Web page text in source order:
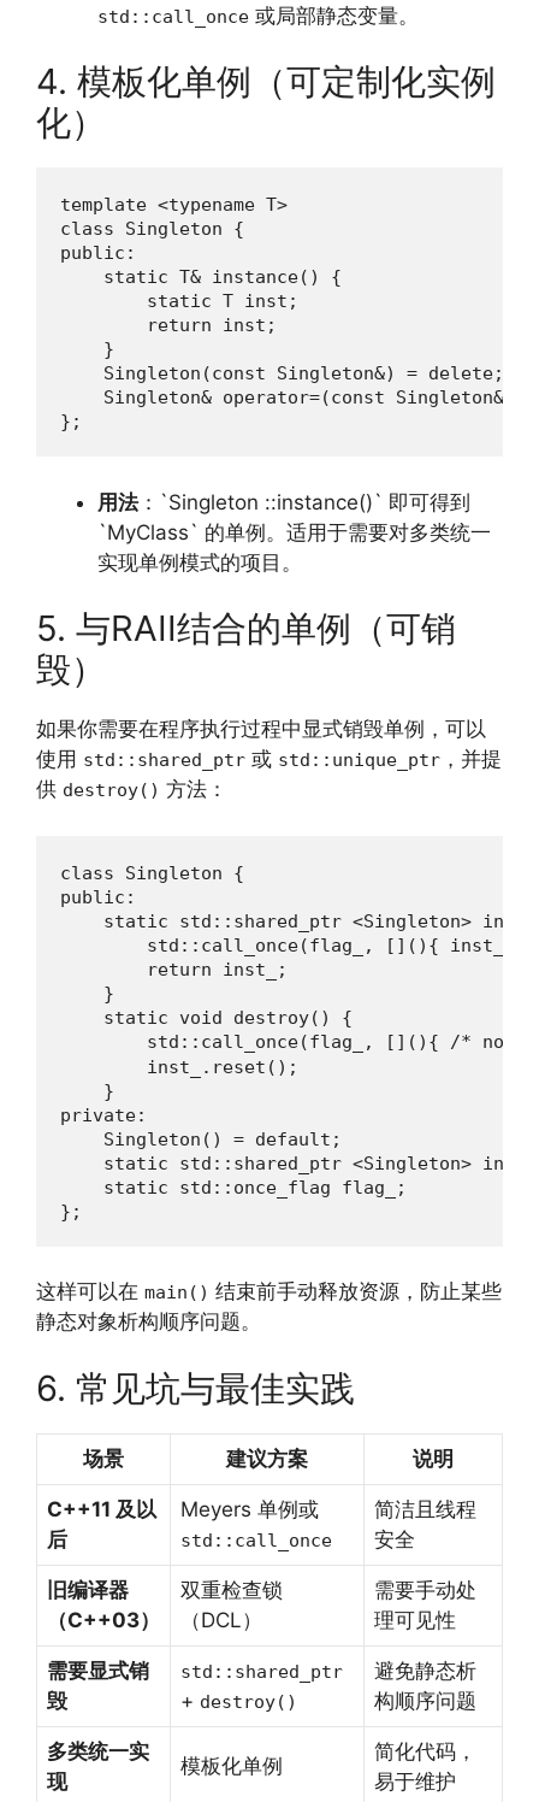
std::call_once 或局部静态变量。
4. 模板化单例（可定制化实例
化）
template <typename T>
class Singleton {
public:
    static T& instance() {
        static T inst;
        return inst;
    }
    Singleton(const Singleton&) = delete;
Singleton& operator=(const Singleton&)
};
用法：`Singleton ::instance()` 即可得到
`MyClass` 的单例。适用于需要对多类统一
实现单例模式的项目。
5. 与RAII结合的单例（可销
毁）
如果你需要在程序执行过程中显式销毁单例，可以
使用 std::shared_ptr 或 std::unique_ptr ，并提
供 destroy() 方法：
class Singleton {
public:
static std::shared_ptr <Singleton>
std::call_once(flag_, [](){
        return inst_;
    }
    static void destroy() {
std::call_once(flag_, [](){ /*
        inst_.reset();
    }
private:
    Singleton() = default;
static std::shared_ptr <Singleton>
    static std::once_flag flag_;
};
这样可以在 main() 结束前手动释放资源，防止某些
静态对象析构顺序问题。
6. 常见坑与最佳实践
场景 建议方案 说明
C++11 及以
后
Meyers 单例或
std::call_once
简洁且线程
安全
旧编译器
（C++03）
双重检查锁
（DCL）
需要手动处
理可见性
需要显式销
毁
std::shared_ptr
+ destroy()
避免静态析
构顺序问题
多类统一实
现
模板化单例
简化代码，
易于维护